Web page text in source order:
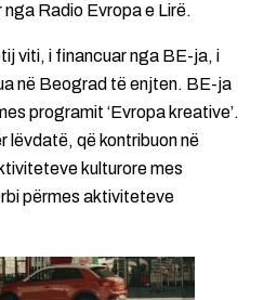
Radio Evropa e Lirë.
viti, i financuar nga BE-ja, i
në Beograd të enjten. BE-ja
programit ‘Evropa kreative’.
lëvdatë, që kontribuon në
kulturore mes
përmes aktiviteteve